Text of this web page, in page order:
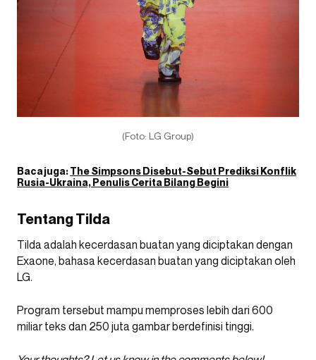
(Foto: LG Group)
Baca juga:The Simpsons Disebut-Sebut Prediksi Konflik
Rusia-Ukraina, Penulis Cerita Bilang Begini
Tentang Tilda
Tilda adalah kecerdasan buatan yang diciptakan dengan
Exaone, bahasa kecerdasan buatan yang diciptakan oleh
LG.
Program tersebut mampu memproses lebih dari 600
miliar teks dan 250 juta gambar berdefinisi tinggi.